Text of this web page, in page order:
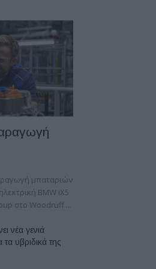
μπαταριών
BMW iX5
στο Woodruff....
νέα γενιά
τα υβριδικά της